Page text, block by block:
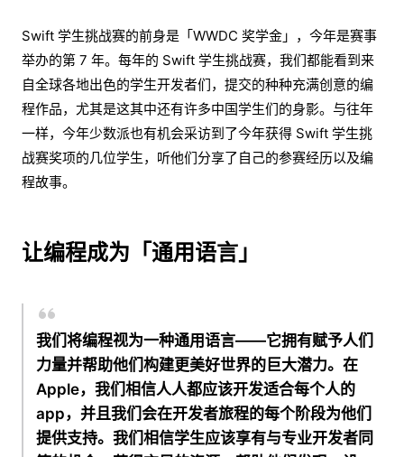
Swift 学生挑战赛的前身是「WWDC 奖学金」，今年是赛事
举办的第 7 年。每年的 Swift 学生挑战赛，我们都能看到来
自全球各地出色的学生开发者们，提交的种种充满创意的编
程作品，尤其是这其中还有许多中国学生们的身影。与往年
一样，今年少数派也有机会采访到了今年获得 Swift 学生挑
战赛奖项的几位学生，听他们分享了自己的参赛经历以及编
程故事。
让编程成为「通用语言」
我们将编程视为一种通用语言——它拥有赋予人们
力量并帮助他们构建更美好世界的巨大潜力。在
Apple，我们相信人人都应该开发适合每个人的
app，并且我们会在开发者旅程的每个阶段为他们
提供支持。我们相信学生应该享有与专业开发者同